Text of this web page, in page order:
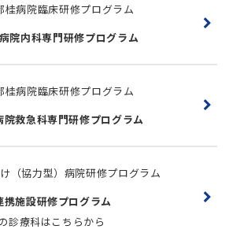
院内科専門研修プログラム
院救急科専門研修プログラム
携施設研修プログラム
診療科はこちらから